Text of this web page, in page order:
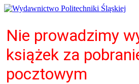
Nie prowadzimy
książek za
pocztowym